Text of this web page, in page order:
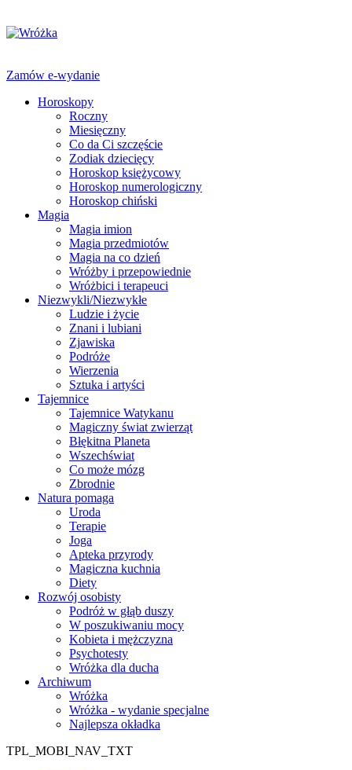
Zamów e-wydanie
Horoskopy
Roczny
Miesięczny
Co da Ci szczęście
Zodiak dziecięcy
Horoskop księżycowy
Horoskop numerologiczny
Horoskop chiński
Magia
Magia imion
Magia przedmiotów
Magia na co dzień
Wróżby i przepowiednie
Wróżbici i terapeuci
Niezwykli/Niezwykłe
Ludzie i życie
Znani i lubiani
Zjawiska
Podróże
Wierzenia
Sztuka i artyści
Tajemnice
Tajemnice Watykanu
Magiczny świat zwierząt
Błękitna Planeta
Wszechświat
Co może mózg
Zbrodnie
Natura pomaga
Uroda
Terapie
Joga
Apteka przyrody
Magiczna kuchnia
Diety
Rozwój osobisty
Podróż w głąb duszy
W poszukiwaniu mocy
Kobieta i mężczyzna
Psychotesty
Wróżka dla ducha
Archiwum
Wróżka
Wróżka - wydanie specjalne
Najlepsza okładka
TPL_MOBI_NAV_TXT